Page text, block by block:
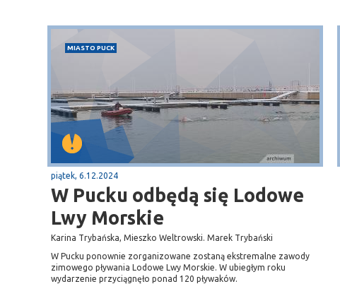
MIASTO PUCK
piątek, 6.12.2024
W Pucku odbędą się Lodowe
Lwy Morskie
Karina Trybańska, Mieszko Weltrowski. Marek Trybański
W Pucku ponownie zorganizowane zostaną ekstremalne zawody
zimowego pływania Lodowe Lwy Morskie. W ubiegłym roku
wydarzenie przyciągnęło ponad 120 pływaków.